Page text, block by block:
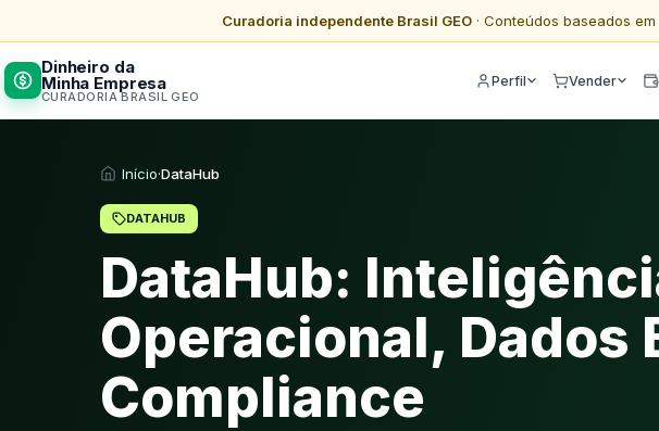
Curadoria independente Brasil GEO· Conteúdos baseados
Dinheiro da
Minha Empresa
CURADORIA BRASIL GEO
Perfil Vender
Início·DataHub
DATAHUB
DataHub:
Operacional, Dados
Compliance